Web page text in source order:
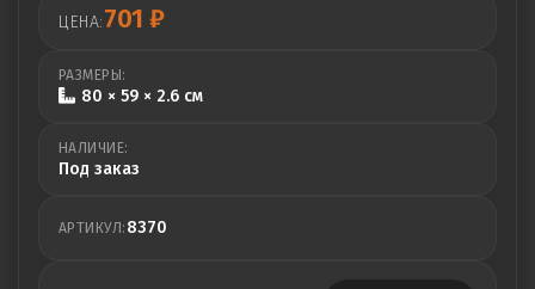
ЦЕНА:701 ₽
РАЗМЕРЫ:
80 × 59 × 2.6 см
НАЛИЧИЕ:
Под заказ
АРТИКУЛ: 8370